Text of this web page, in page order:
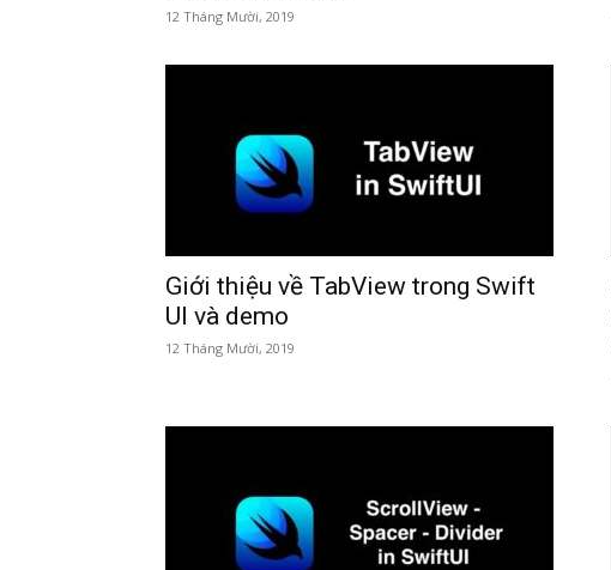
12 Tháng Mười, 2019
Giới thiệu về TabView trong Swift
UI và demo
12 Tháng Mười, 2019